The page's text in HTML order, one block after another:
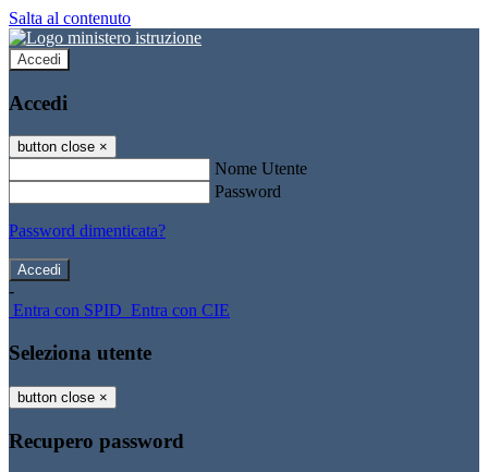
Salta al contenuto
Accedi
Accedi
button close ×
Nome Utente
Password
Password dimenticata?
-
Entra con SPID Entra con CIE
Seleziona utente
button close ×
Recupero password